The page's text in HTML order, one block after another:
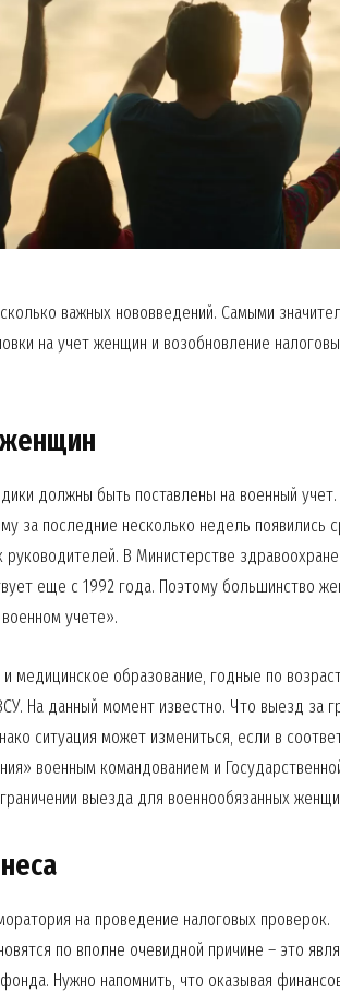
Company
My account
важных нововведений. Самыми
на учет женщин и возобновление
должны быть поставлены на военный учет.
за последние несколько недель появились
В Министерстве
еще с 1992 года. Поэтому большинство
учете».
образование, годные по
На данный момент известно. Что выезд за
ситуация может измениться, если в
военным командованием и
выезда для военнообязанных
на проведение налоговых проверок.
по вполне очевидной причине – это
Нужно напомнить, что оказывая